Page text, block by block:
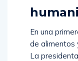
En una
de alimentos
La